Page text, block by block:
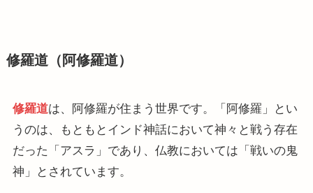
修羅道（阿修羅道）
修羅道は、阿修羅が住まう世界です。「阿修羅」とい
うのは、もともとインド神話において神々と戦う存在
だった「アスラ」であり、仏教においては「戦いの鬼
神」とされています。